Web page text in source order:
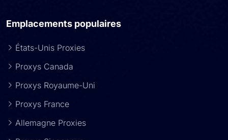
Emplacements populaires
États-Unis Proxies
Proxys Canada
Proxys Royaume-Uni
Proxys France
Allemagne Proxies